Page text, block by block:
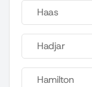
Haas
Hadjar
Hamilton